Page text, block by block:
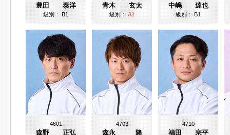
豊田 泰洋
級別：B1
青木 玄太
級別：A1
中嶋 達也
級別：B1
4601
森野 正弘
4703
森永 隆
4710
福田 宗平